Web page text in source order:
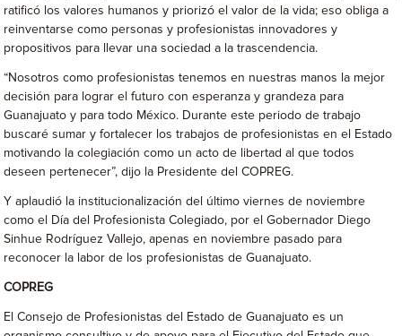
ratificó los valores humanos y priorizó el valor de la vida; eso obliga a
reinventarse como personas y profesionistas innovadores y
propositivos para llevar una sociedad a la trascendencia.
“Nosotros como profesionistas tenemos en nuestras manos la mejor
decisión para lograr el futuro con esperanza y grandeza para
Guanajuato y para todo México. Durante este periodo de trabajo
buscaré sumar y fortalecer los trabajos de profesionistas en el Estado
motivando la colegiación como un acto de libertad al que todos
deseen pertenecer”, dijo la Presidente del COPREG.
Y aplaudió la institucionalización del último viernes de noviembre
como el Día del Profesionista Colegiado, por el Gobernador Diego
Sinhue Rodríguez Vallejo, apenas en noviembre pasado para
reconocer la labor de los profesionistas de Guanajuato.
COPREG
El Consejo de Profesionistas del Estado de Guanajuato es un